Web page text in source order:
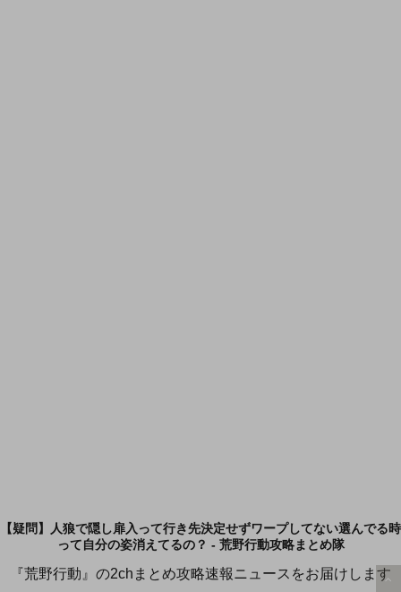
【疑問】人狼で隠し扉入って行き先決定せずワープしてない選んでる時
って自分の姿消えてるの？ - 荒野行動攻略まとめ隊
『荒野行動』の2chまとめ攻略速報ニュースをお届けします